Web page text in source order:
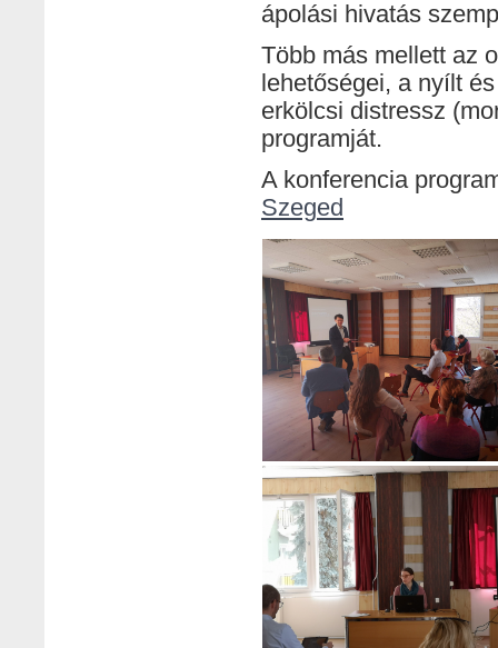
ápolási hivatás
Több más mellett az
lehetőségei, a nyílt
erkölcsi distressz
programját.
A konferencia
Szeged